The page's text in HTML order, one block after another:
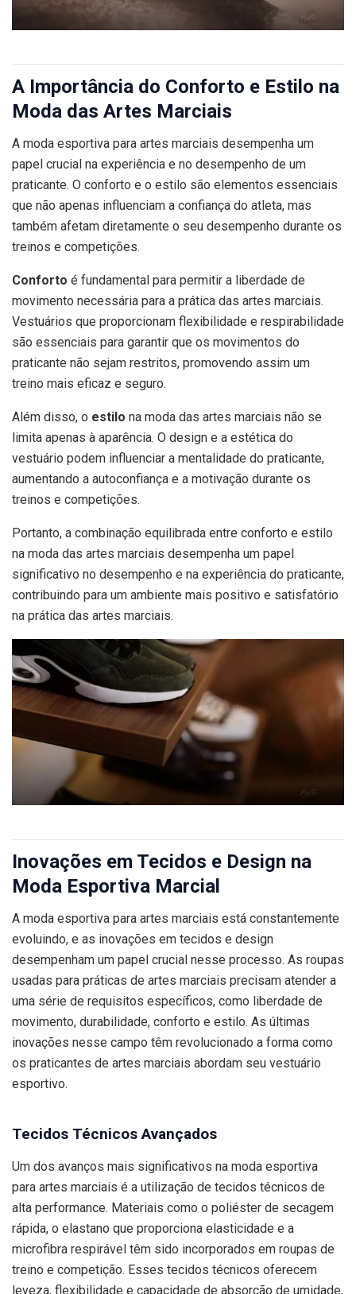
A Importância do Conforto e Estilo na
Moda das Artes Marciais
A moda esportiva para artes marciais desempenha um
papel crucial na experiência e no desempenho de um
praticante. O conforto e o estilo são elementos essenciais
que não apenas influenciam a confiança do atleta, mas
também afetam diretamente o seu desempenho durante os
treinos e competições.
Conforto é fundamental para permitir a liberdade de
movimento necessária para a prática das artes marciais.
Vestuários que proporcionam flexibilidade e respirabilidade
são essenciais para garantir que os movimentos do
praticante não sejam restritos, promovendo assim um
treino mais eficaz e seguro.
Além disso, o estilo na moda das artes marciais não se
limita apenas à aparência. O design e a estética do
vestuário podem influenciar a mentalidade do praticante,
aumentando a autoconfiança e a motivação durante os
treinos e competições.
Portanto, a combinação equilibrada entre conforto e estilo
na moda das artes marciais desempenha um papel
significativo no desempenho e na experiência do praticante,
contribuindo para um ambiente mais positivo e satisfatório
na prática das artes marciais.
Inovações em Tecidos e Design na
Moda Esportiva Marcial
A moda esportiva para artes marciais está constantemente
evoluindo, e as inovações em tecidos e design
desempenham um papel crucial nesse processo. As roupas
usadas para práticas de artes marciais precisam atender a
uma série de requisitos específicos, como liberdade de
movimento, durabilidade, conforto e estilo. As últimas
inovações nesse campo têm revolucionado a forma como
os praticantes de artes marciais abordam seu vestuário
esportivo.
Tecidos Técnicos Avançados
Um dos avanços mais significativos na moda esportiva
para artes marciais é a utilização de tecidos técnicos de
alta performance. Materiais como o poliéster de secagem
rápida, o elastano que proporciona elasticidade e a
microfibra respirável têm sido incorporados em roupas de
treino e competição. Esses tecidos técnicos oferecem
leveza, flexibilidade e capacidade de absorção de umidade,